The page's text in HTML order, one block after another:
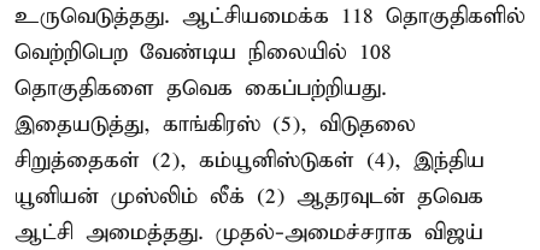
உருவெடுத்தது. ஆட்சியமைக்க 118 தொகுதிகளில்
வெற்றிபெற வேண்டிய நிலையில் 108
தொகுதிகளை தவெக கைப்பற்றியது.
இதையடுத்து, காங்கிரஸ் (5), விடுதலை
சிறுத்தைகள் (2), கம்யூனிஸ்டுகள் (4), இந்திய
யூனியன் முஸ்லிம் லீக் (2) ஆதரவுடன் தவெக
ஆட்சி அமைத்தது. முதல்-அமைச்சராக விஜய்